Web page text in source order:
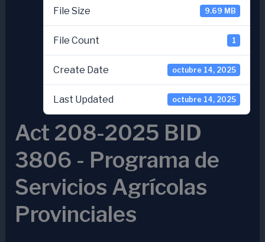
File Size 9.69 MB
File Count 1
Create Date octubre 14, 2025
Last Updated octubre 14, 2025
Act 208-2025 BID
3806 - Programa de
Servicios Agrícolas
Provinciales